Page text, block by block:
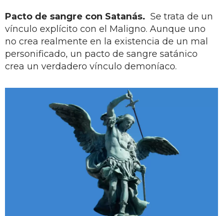
Pacto de sangre con Satanás. Se trata de un
vínculo explícito con el Maligno. Aunque uno
no crea realmente en la existencia de un mal
personificado, un pacto de sangre satánico
crea un verdadero vínculo demoníaco.